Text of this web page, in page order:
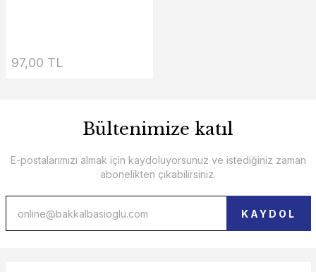
97,00 TL
Bültenimize katıl
E-postalarımızı almak için kaydoluyorsunuz ve istediğiniz zaman
abonelikten çıkabilirsiniz.
KAYDOL